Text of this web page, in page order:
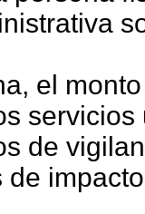
el
servicios
de
de